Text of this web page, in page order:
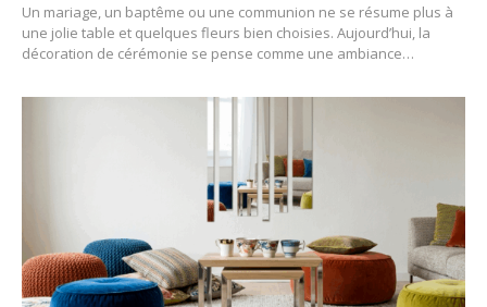
Un mariage, un baptême ou une communion ne se résume plus à
une jolie table et quelques fleurs bien choisies. Aujourd’hui, la
décoration de cérémonie se pense comme une ambiance…